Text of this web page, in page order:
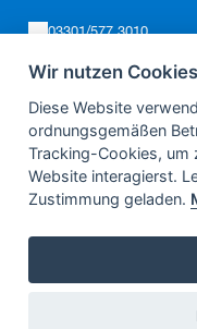
03301/577 3010
Lehnitzstraße 21
Technologien
Team
Für Zahnärzte
Jobs
Wir nutzen Cookies
Diese Website
ordnungsgemäßen
Tracking-Cookies, um
Website interagierst.
Zustimmung geladen.